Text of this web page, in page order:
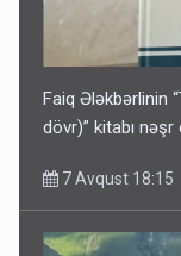
Faiq Ələkbərlinin
dövr)” kitabı nəşr
7 Avqust 18:15